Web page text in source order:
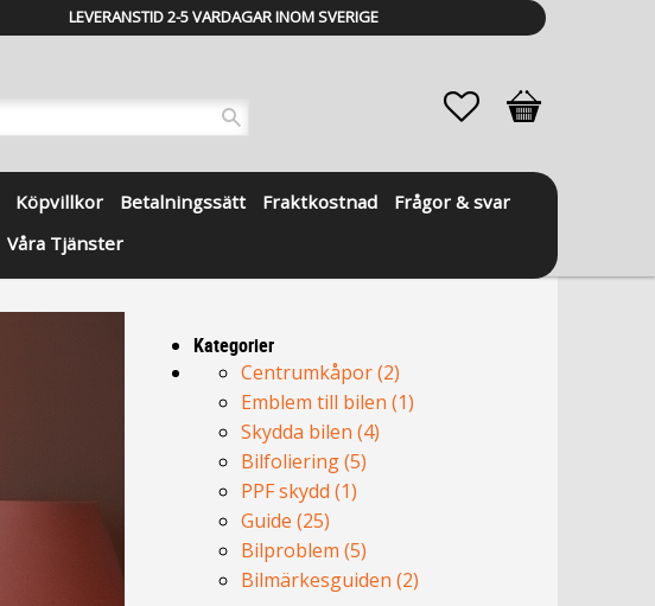
LEVERANSTID 2-5 VARDAGAR INOM SVERIGE
Köpvillkor Betalningssätt Fraktkostnad
Frågor & svar
Våra Tjänster
Favoriter
Kundvagn
Kategorier
Centrumkåpor (2)
Emblem till bilen (1)
Skydda bilen (4)
Bilfoliering (5)
PPF skydd (1)
Guide (25)
Bilproblem (5)
Bilmärkesguiden (2)